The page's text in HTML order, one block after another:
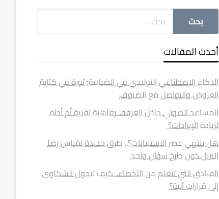
أحدث المقالات
الذكاء الاصطناعي التوليدي في الضيافة: ثورة في كتابة
العروض والتواصل مع الضيوف
المساعد الصوتي داخل الغرفة.. رفاهية تقنية أم أداة
لزيادة الإيرادات؟
هل ينتهي عصر الاستبيانات؟.. طرق جديدة لقياس رضا
النزيل دون طرح سؤال واحد
الفنادق التي تتعلم من الأخطاء.. كيف تتحول الشكاوى
إلى قرارات آلية؟